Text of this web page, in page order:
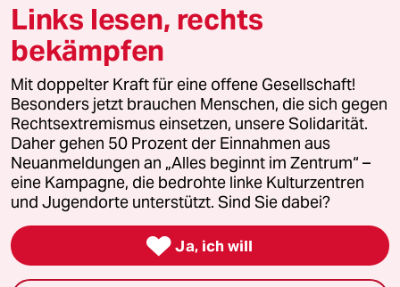
© 2026 taz Verlags und Vertriebs GmbH
Alle Rechte vorbehalten. Bei rechtlichen Fragen oder für Genehmigungen
wenden Sie sich bitte an lizenzen@taz.de
Feedback Redaktionsstatut Kommune-Richtlinien
Leitlinie Informant Datenschutz Impressum AGB
Seitenwende Einwilligungen widerrufen (Ads)
Links lesen, rechts
bekämpfen
Mit doppelter Kraft für eine offene Gesellschaft!
Besonders jetzt brauchen Menschen, die sich gegen
Rechtsextremismus einsetzen, unsere Solidarität.
Daher gehen 50 Prozent der Einnahmen aus
Neuanmeldungen an „Alles beginnt im Zentrum“ –
eine Kampagne, die bedrohte linke Kulturzentren
und Jugendorte unterstützt. Sind Sie dabei?
 Ja, ich will